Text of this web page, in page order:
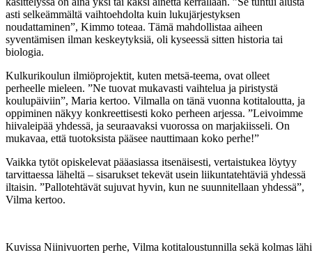
asti selkeämmältä vaihtoehdolta kuin lukujärjestyksen
noudattaminen”, Kimmo toteaa. Tämä mahdollistaa aiheen
syventämisen ilman keskeytyksiä, oli kyseessä sitten historia tai
biologia.
Kulkurikoulun ilmiöprojektit, kuten metsä-teema, ovat olleet
perheelle mieleen. ”Ne tuovat mukavasti vaihtelua ja piristystä
koulupäiviin”, Maria kertoo. Vilmalla on tänä vuonna kotitaloutta, ja
oppiminen näkyy konkreettisesti koko perheen arjessa. ”Leivoimme
hiivaleipää yhdessä, ja seuraavaksi vuorossa on marjakiisseli. On
mukavaa, että tuotoksista pääsee nauttimaan koko perhe!”
Vaikka tytöt opiskelevat pääasiassa itsenäisesti, vertaistukea löytyy
tarvittaessa läheltä – sisarukset tekevät usein liikuntatehtäviä yhdessä
iltaisin. ”Pallotehtävät sujuvat hyvin, kun ne suunnitellaan yhdessä”,
Vilma kertoo.
Kuvissa Niinivuorten perhe, Vilma kotitaloustunnilla sekä kolmas